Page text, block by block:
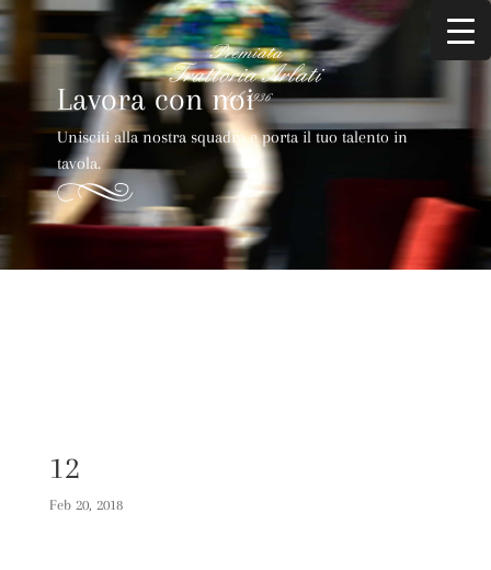
Lavora con noi
Unisciti alla nostra squadra e porta il tuo talento in
tavola.
12
Feb 20, 2018